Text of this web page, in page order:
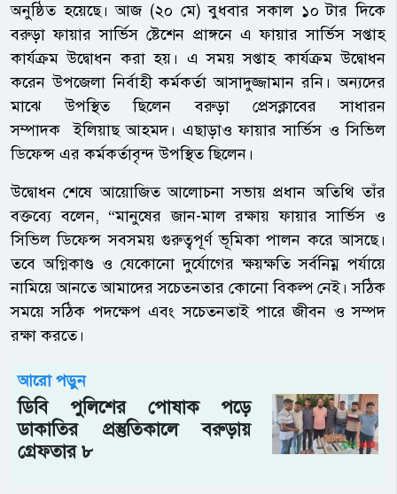
অনুষ্ঠিত হয়েছে। আজ (২০ মে) বুধবার সকাল ১০ টার দিকে
বরুড়া ফায়ার সার্ভিস ষ্টেশেন প্রাঙ্গনে এ ফায়ার সার্ভিস সপ্তাহ
কার্যক্রম উদ্বোধন করা হয়। এ সময় সপ্তাহ কার্যক্রম উদ্বোধন
করেন উপজেলা নির্বাহী কর্মকর্তা আসাদুজ্জামান রনি। অন্যদের
মাঝে উপস্থিত ছিলেন বরুড়া প্রেসক্লাবের সাধারন
সম্পাদক ইলিয়াছ আহমদ। এছাড়াও ফায়ার সার্ভিস ও সিভিল
ডিফেন্স এর কর্মকর্তাবৃন্দ উপস্থিত ছিলেন।
উদ্বোধন শেষে আয়োজিত আলোচনা সভায় প্রধান অতিথি তাঁর
বক্তব্যে বলেন, “মানুষের জান-মাল রক্ষায় ফায়ার সার্ভিস ও
সিভিল ডিফেন্স সবসময় গুরুত্বপূর্ণ ভূমিকা পালন করে আসছে।
তবে অগ্নিকাণ্ড ও যেকোনো দুর্যোগের ক্ষয়ক্ষতি সর্বনিম্ন পর্যায়ে
নামিয়ে আনতে আমাদের সচেতনতার কোনো বিকল্প নেই। সঠিক
সময়ে সঠিক পদক্ষেপ এবং সচেতনতাই পারে জীবন ও সম্পদ
রক্ষা করতে।
আরো পড়ুন
ডিবি পুলিশের পোষাক পড়ে
ডাকাতির প্রস্তুতিকালে বরুড়ায়
গ্রেফতার ৮